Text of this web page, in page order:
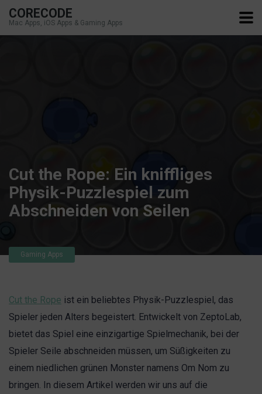
CORECODE
Mac Apps, iOS Apps & Gaming Apps
Cut the Rope: Ein kniffliges
Physik-Puzzlespiel zum
Abschneiden von Seilen
Gaming Apps
Cut the Rope ist ein beliebtes Physik-Puzzlespiel, das
Spieler jeden Alters begeistert. Entwickelt von ZeptoLab,
bietet das Spiel eine einzigartige Spielmechanik, bei der
Spieler Seile abschneiden müssen, um Süßigkeiten zu
einem niedlichen grünen Monster namens Om Nom zu
bringen. In diesem Artikel werden wir uns auf die